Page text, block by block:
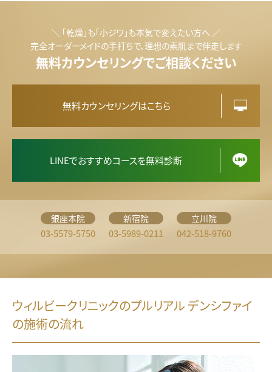
＼ 「乾燥」も「小ジワ」も本気で変えたい方へ ／
完全オーダーメイドの手打ちで、理想の素肌まで伴走します
無料カウンセリングでご相談ください
無料カウンセリングはこちら
LINEでおすすめコースを無料診断
銀座本院
03-5579-5750
新宿院
03-5989-0211
立川院
042-518-9760
ウィルビークリニックのプルリアル デンシファイ
の施術の流れ